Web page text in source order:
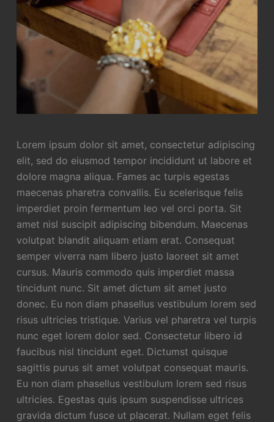
Lorem ipsum dolor sit amet, consectetur adipiscing
elit, sed do eiusmod tempor incididunt ut labore et
dolore magna aliqua. Fames ac turpis egestas
maecenas pharetra convallis. Eu scelerisque felis
imperdiet proin fermentum leo vel orci porta. Sit
amet nisl suscipit adipiscing bibendum. Maecenas
volutpat blandit aliquam etiam erat. Consequat
semper viverra nam libero justo laoreet sit amet
cursus. Mauris commodo quis imperdiet massa
tincidunt nunc. Sit amet dictum sit amet justo
donec. Eu non diam phasellus vestibulum lorem sed
risus ultricies tristique. Varius vel pharetra vel turpis
nunc eget lorem dolor sed. Consectetur libero id
faucibus nisl tincidunt eget. Dictumst quisque
sagittis purus sit amet volutpat consequat mauris.
Eu non diam phasellus vestibulum lorem sed risus
ultricies. Egestas quis ipsum suspendisse ultrices
gravida dictum fusce ut placerat. Nullam eget felis